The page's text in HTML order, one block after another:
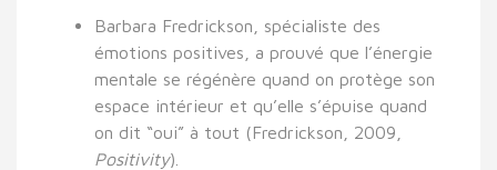
Barbara Fredrickson , spécialiste des
émotions positives, a prouvé que l’énergie
mentale se régénère quand on protège son
espace intérieur et qu’elle s’épuise quand
on dit “oui” à tout (Fredrickson, 2009,
Positivity).